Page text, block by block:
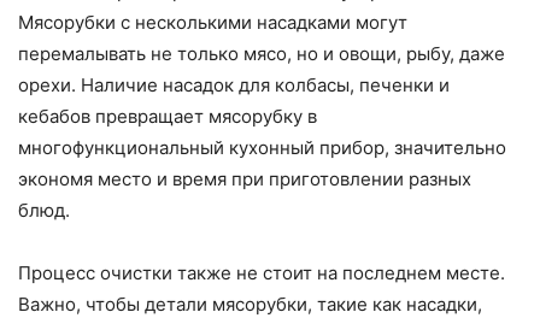
Мясорубки с несколькими насадками могут
перемалывать не только мясо, но и овощи, рыбу, даже
орехи. Наличие насадок для колбасы, печенки и
кебабов превращает мясорубку в
многофункциональный кухонный прибор, значительно
экономя место и время при приготовлении разных
блюд.
Процесс очистки также не стоит на последнем месте.
Важно, чтобы детали мясорубки, такие как насадки,